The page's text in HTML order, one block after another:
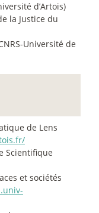
d’Artois)
la Justice du
Université de
de Lens
Scientifique
et sociétés